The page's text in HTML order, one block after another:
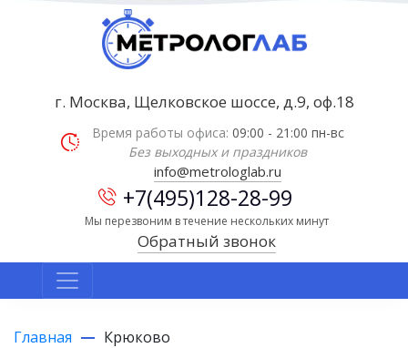
г. Москва, Щелковское шоссе, д.9, оф.18
Время работы офиса: 09:00 - 21:00 пн-вс
Без выходных и праздников
info@metrologlab.ru
+7(495)128-28-99
Мы перезвоним в течение нескольких минут
Обратный звонок
Главная Крюково